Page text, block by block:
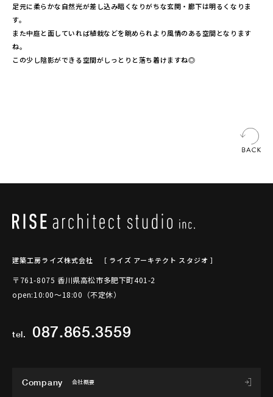
足元に柔らかな自然光が差し込み暗くなりがちな玄関・廊下は明るくなりま
す。
また中庭と面していれば植栽などを眺められより風情のある空間となります
ね。
この少し陰影ができる空間がしっとりと落ち着けますね◎
建築工房ライズ株式会社 ［ ライズ アーキテクト スタジオ ］
〒761-8075 香川県高松市多肥下町401-2
open:10:00～18:00（不定休）
tel. 087.865.3559
Company 会社概要